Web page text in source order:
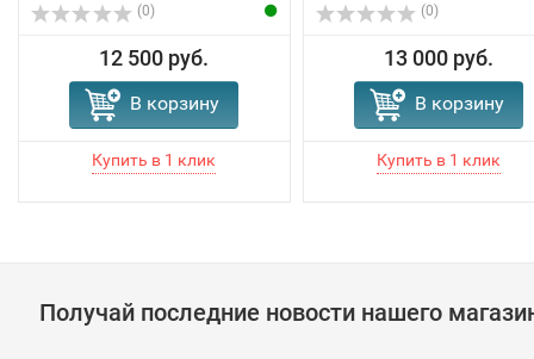
(0)
12 500 руб.
В корзину
(0)
13 000 руб.
В корзину
Получай последние новости нашего